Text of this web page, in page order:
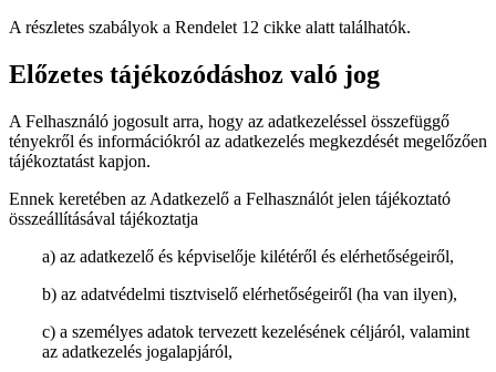
A részletes szabályok a Rendelet 12 cikke alatt találhatók.
Előzetes tájékozódáshoz való jog
A Felhasználó jogosult arra, hogy az adatkezeléssel összefüggő
tényekről és információkról az adatkezelés megkezdését megelőzően
tájékoztatást kapjon.
Ennek keretében az Adatkezelő a Felhasználót jelen tájékoztató
összeállításával tájékoztatja
a) az adatkezelő és képviselője kilétéről és elérhetőségeiről,
b) az adatvédelmi tisztviselő elérhetőségeiről (ha van ilyen),
c) a személyes adatok tervezett kezelésének céljáról, valamint
az adatkezelés jogalapjáról,